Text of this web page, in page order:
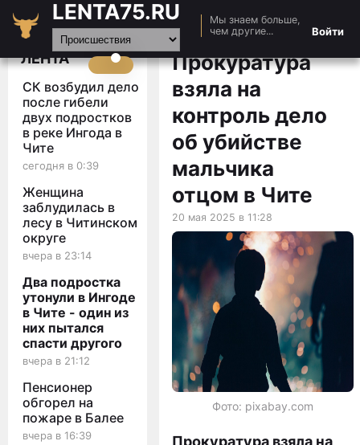
LENTA75.RU
Мы знаем больше,
чем другие...
Войти
Главная
Новости
Видео
Статьи
ЛЕНТА
СК возбудил дело
после гибели
двух подростков
в реке Ингода в
Чите
сегодня в 0:39
Женщина
заблудилась в
лесу в Читинском
округе
вчера в 23:14
Два подростка
утонули в Ингоде
в Чите - один из
них пытался
спасти другого
вчера в 21:12
Пенсионер
обгорел на
пожаре в Балее
вчера в 16:39
Прокуратура
взяла на
контроль дело
об убийстве
мальчика
отцом в Чите
20 мая 2025 в 11:28
Фото: pixabay.com
Прокуратура взяла на